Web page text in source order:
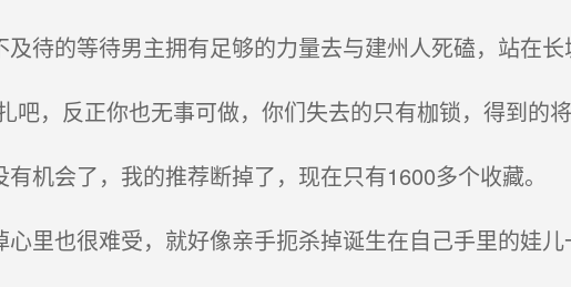
待的等待男主拥有足够的力量去与建州人死磕，站在长
吧，反正你也无事可做，你们失去的只有枷锁，得到的
机会了，我的推荐断掉了，现在只有1600多个收藏。
里也很难受，就好像亲手扼杀掉诞生在自己手里的娃儿